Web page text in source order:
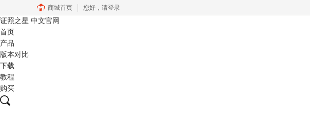
商城首页 您好， 请登录
证照之星 中文官网
首页
产品
版本对比
下载
教程
购买